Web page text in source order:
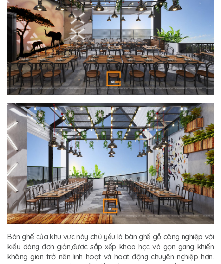
Bàn ghế của khu vực này chủ yếu là bàn ghế gỗ công nghiệp với
kiểu dáng đơn giản,được sắp xếp khoa học và gọn gàng khiến
không gian trở nên linh hoạt và hoạt động chuyên nghiệp hơn.